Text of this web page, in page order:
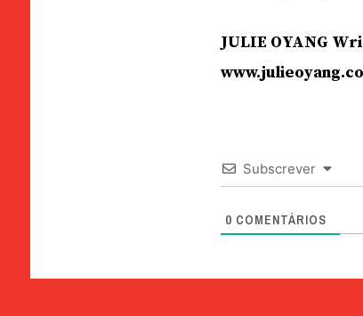
JULIE OYANG
Subscrever
0 COMENTÁRIOS